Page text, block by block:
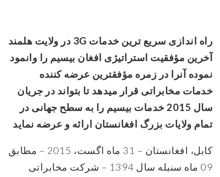
راه اندازی سریع ترین خدمات 3G در ولایت هلمند
آخرین مؤفقیت استراتیژی افغان بیسیم را وانمود
نموده آنرا در زمره مؤفقترین عرضه کننده
خدمات مخابراتی قرار میدهد تا بتواند در جریان
سال 2015 خدمات بیسیم را به سطح جهانی در
تمام ولایات بزرگ افغانستان ارائه و عرضه نماید
کابل، افغانستان – 31 ماه اگست، 2015 – مطابق
09 ماه سنبله سال 1394 – شرکت مخابراتی